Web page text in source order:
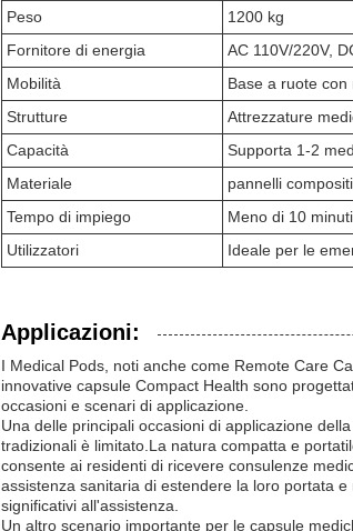
Peso
1200 kg
Fornitore di energia
AC 110V/220V,
Mobilità
Base a ruote
Strutture
Attrezzature
Capacità
Supporta 1-2
Materiale
pannelli
Tempo di impiego
Meno di 10
Utilizzatori
Ideale per le
Applicazioni:
I Medical Pods, noti anche come Remote Care
innovative capsule Compact Health sono
occasioni e scenari di applicazione.
Una delle principali occasioni di applicazione
tradizionali è limitato.La natura compatta e
consente ai residenti di ricevere consulenze
assistenza sanitaria di estendere la loro portata
significativi all'assistenza.
Un altro scenario importante per le capsule